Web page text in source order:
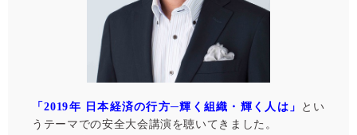
「2019年 ⽇本経済の⾏⽅─輝く組織・輝く⼈は」
とい
うテーマでの安全大会講演を聴いてきました。